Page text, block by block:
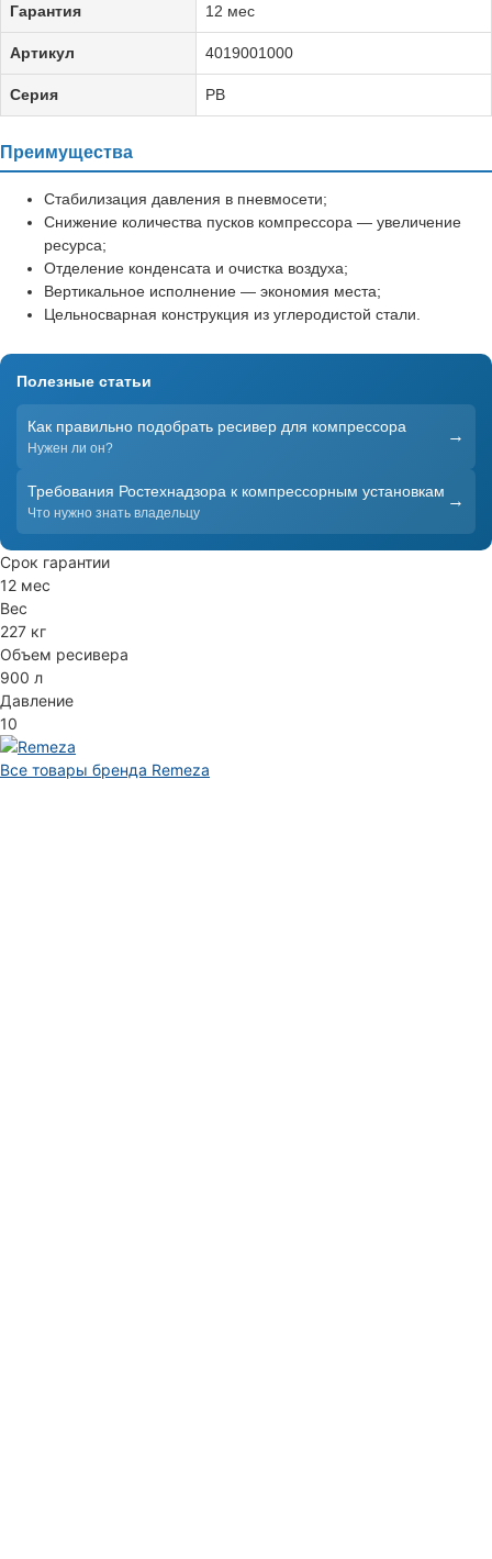
Гарантия 12 мес
Артикул 4019001000
Серия РВ
Преимущества
Стабилизация давления в пневмосети;
Снижение количества пусков компрессора — увеличение
ресурса;
Отделение конденсата и очистка воздуха;
Вертикальное исполнение — экономия места;
Цельносварная конструкция из углеродистой стали.
Полезные статьи
Как правильно подобрать ресивер для компрессора
Нужен ли он?
→
Требования Ростехнадзора к компрессорным установкам
Что нужно знать владельцу
→
Срок гарантии
12 мес
Вес
227 кг
Объем ресивера
900 л
Давление
10
Все товары бренда Remeza